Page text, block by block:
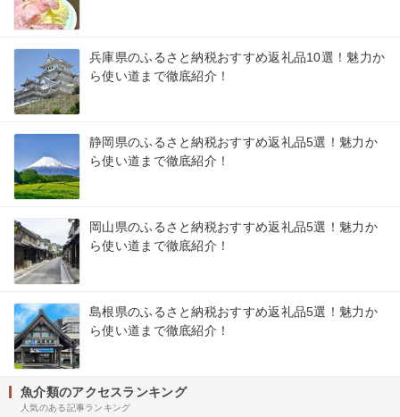
兵庫県のふるさと納税おすすめ返礼品10選！魅力か
ら使い道まで徹底紹介！
静岡県のふるさと納税おすすめ返礼品5選！魅力か
ら使い道まで徹底紹介！
岡山県のふるさと納税おすすめ返礼品5選！魅力か
ら使い道まで徹底紹介！
島根県のふるさと納税おすすめ返礼品5選！魅力か
ら使い道まで徹底紹介！
魚介類のアクセスランキング
人気のある記事ランキング